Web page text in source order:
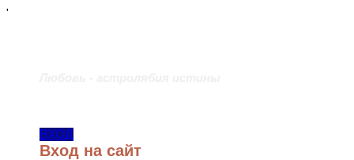
'
ВХОД
Вход на сайт